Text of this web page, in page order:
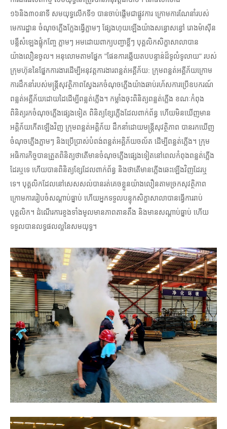
១៦និង៣០នាទី សមយុទ្ធលើកទី១ បានចាប់ផ្តើមជាផ្លូវការ ក្រោមការណែនាំរបស់
មេការដ្ឋាន ចំណុចភ្លើងក្លែងធ្វើភ្លាមៗ ផ្សែងហុយឡើងយ៉ាងសន្ធោសន្ធៅ រោងម៉ាស៊ីន
បន្លឺសំឡេងផ្លុំកញ្ចែ ភ្លាមៗ អមដោយពាក្យបញ្ជាខ្លីៗ បុគ្គលិកសិក្ខាសាលាបាន
យ៉ាងលឿនចូល។ អនុលោមតាមផ្នែក "ផែនការឆ្លើយតបបន្ទាន់ដ៏ទូលំទូលាយ" របស់
ក្រុមហ៊ុននៃផ្នែកការងារដើម្បីអនុវត្តការងារពន្លត់អគ្គីភ័យ: ក្រុមពន្លត់អគ្គីភ័យក្រោម
ការដឹកនាំរបស់មន្រ្តីសុវត្ថិភាពស្វែងរកចំណុចភ្លើងយ៉ាងឆាប់រហ័សការប្រើឧបករណ៍
ពន្លត់អគ្គីភ័យដោយដៃដើម្បីពន្លត់ភ្លើង។ កម្លាំងចុះពិនិត្យពន្លត់ភ្លើង ខណៈកំពុង
ពិនិត្យរកចំណុចភ្លើងផ្សេងទៀត ពិនិត្យខ្សែភ្លើងដែលពាក់ព័ន្ធ ហើយមិនឃើញមាន
អគ្គិភ័យកើតឡើងវិញ ក្រុមពន្លត់អគ្គិភ័យ ដឹកនាំដោយមន្ត្រីសុវត្ថិភាព បានរកឃើញ
ចំណុចភ្លើងភ្លាមៗ និងប្រើប្រាស់បំពង់ពន្លត់អគ្គិភ័យចល័ត ដើម្បីពន្លត់ភ្លើង។ ក្រុម
អធិការកិច្ចបានត្រួតពិនិត្យថាតើមានចំណុចភ្លើងផ្សេងទៀតនៅពេលកំពុងពន្លត់ភ្លើង
ដែរឬទេ ហើយបានពិនិត្យខ្សែដែលពាក់ព័ន្ធ និងថាតើមានភ្លើងឆេះឡើងវិញដែរឬ
ទេ។ បុគ្គលិកដែលនៅសេសសល់បានរត់គេចខ្លួនយ៉ាងលឿនតាមច្រកសុវត្ថិភាព
ក្រោមការរៀបចំសណ្តាប់ធ្នាប់ ហើយអ្នកទទួលបន្ទុកសិក្ខាសាលាបានធ្វើការរាប់
បុគ្គលិក។ ដំណើរការខួងទាំងមូលមានភាពតានតឹង និងមានសណ្តាប់ធ្នាប់ ហើយ
ទទួលបានលទ្ធផលល្អនៃសមយុទ្ធ។